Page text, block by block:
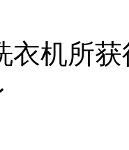
衣机所
机本